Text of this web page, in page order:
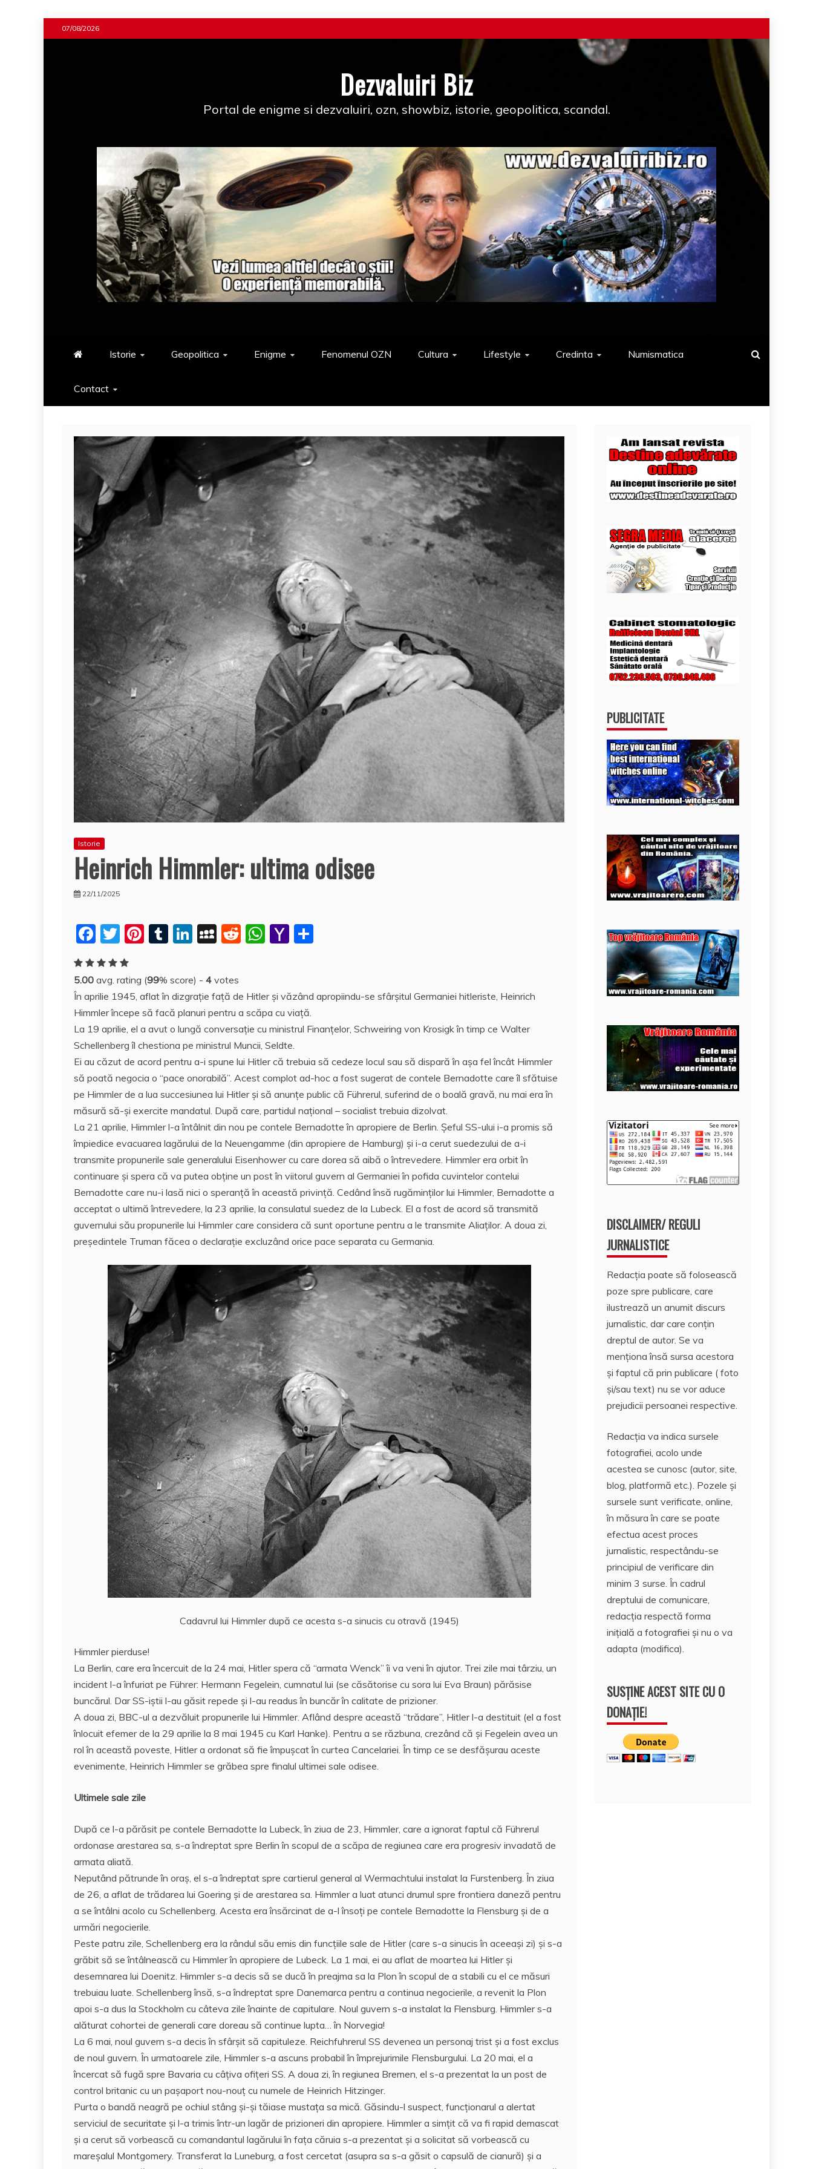
to
07/08/2026
Dezvaluiri Biz
Portal de enigme si dezvaluiri, ozn, showbiz, istorie, geopolitica, scandal.
Istorie Geopolitica Enigme Fenomenul OZN Cultura Lifestyle Credinta Numismatica
Contact
Istorie
Heinrich Himmler: ultima odisee
22/11/2025
F
a
c
e
b
o
o
k
T
w
itt
er
Pi
er
e
st
T
m
bl
r
Li
k
e
dI
n
M
S
p
a
c
e
R
di
t
W
s
A
p
p
Y
o
o
M
ai
l
aj
a
ă
5.00 avg. rating (99% score) - 4 votes
În aprilie 1945, aflat în dizgrație față de Hitler și văzând apropiindu-se sfârșitul Germaniei hitleriste, Heinrich
Himmler începe să facă planuri pentru a scăpa cu viață.
La 19 aprilie, el a avut o lungă conversație cu ministrul Finanțelor, Schweiring von Krosigk în timp ce Walter
Schellenberg îl chestiona pe ministrul Muncii, Seldte.
Ei au căzut de acord pentru a-i spune lui Hitler că trebuia să cedeze locul sau să dispară în așa fel încât Himmler
să poată negocia o “pace onorabilă”. Acest complot ad-hoc a fost sugerat de contele Bernadotte care îl sfătuise
pe Himmler de a lua succesiunea lui Hitler și să anunțe public că Führerul, suferind de o boală gravă, nu mai era în
măsură să-și exercite mandatul. După care, partidul național – socialist trebuia dizolvat.
La 21 aprilie, Himmler l-a întâlnit din nou pe contele Bernadotte în apropiere de Berlin. Șeful SS-ului i-a promis să
împiedice evacuarea lagărului de la Neuengamme (din apropiere de Hamburg) și i-a cerut suedezului de a-i
transmite propunerile sale generalului Eisenhower cu care dorea să aibă o întrevedere. Himmler era orbit în
continuare și spera că va putea obține un post în viitorul guvern al Germaniei în pofida cuvintelor contelui
Bernadotte care nu-i lasă nici o speranță în această privință. Cedând însă rugăminților lui Himmler, Bernadotte a
acceptat o ultimă întrevedere, la 23 aprilie, la consulatul suedez de la Lubeck. El a fost de acord să transmită
guvernului său propunerile lui Himmler care considera că sunt oportune pentru a le transmite Aliaților. A doua zi,
președintele Truman făcea o declarație excluzând orice pace separata cu Germania.
Cadavrul lui Himmler după ce acesta s-a sinucis cu otravă (1945)
Himmler pierduse!
La Berlin, care era încercuit de la 24 mai, Hitler spera că “armata Wenck” îi va veni în ajutor. Trei zile mai târziu, un
incident l-a înfuriat pe Führer: Hermann Fegelein, cumnatul lui (se căsătorise cu sora lui Eva Braun) părăsise
buncărul. Dar SS-iștii l-au găsit repede și l-au readus în buncăr în calitate de prizioner.
A doua zi, BBC-ul a dezvăluit propunerile lui Himmler. Aflând despre această “trădare”, Hitler l-a destituit (el a fost
înlocuit efemer de la 29 aprilie la 8 mai 1945 cu Karl Hanke). Pentru a se răzbuna, crezând că și Fegelein avea un
rol în această poveste, Hitler a ordonat să fie împușcat în curtea Cancelariei. În timp ce se desfășurau aceste
evenimente, Heinrich Himmler se grăbea spre finalul ultimei sale odisee.
Ultimele sale zile
După ce l-a părăsit pe contele Bernadotte la Lubeck, în ziua de 23, Himmler, care a ignorat faptul că Führerul
ordonase arestarea sa, s-a îndreptat spre Berlin în scopul de a scăpa de regiunea care era progresiv invadată de
armata aliată.
Neputând pătrunde în oraș, el s-a îndreptat spre cartierul general al Wermachtului instalat la Furstenberg. În ziua
de 26, a aflat de trădarea lui Goering și de arestarea sa. Himmler a luat atunci drumul spre frontiera daneză pentru
a se întâlni acolo cu Schellenberg. Acesta era însărcinat de a-l însoți pe contele Bernadotte la Flensburg și de a
urmări negocierile.
Peste patru zile, Schellenberg era la rândul său emis din funcțiile sale de Hitler (care s-a sinucis în aceeași zi) și s-a
grăbit să se întâlnească cu Himmler în apropiere de Lubeck. La 1 mai, ei au aflat de moartea lui Hitler și
desemnarea lui Doenitz. Himmler s-a decis să se ducă în preajma sa la Plon în scopul de a stabili cu el ce măsuri
trebuiau luate. Schellenberg însă, s-a îndreptat spre Danemarca pentru a continua negocierile, a revenit la Plon
apoi s-a dus la Stockholm cu câteva zile înainte de capitulare. Noul guvern s-a instalat la Flensburg. Himmler s-a
alăturat cohortei de generali care doreau să continue lupta… în Norvegia!
La 6 mai, noul guvern s-a decis în sfârșit să capituleze. Reichfuhrerul SS devenea un personaj trist și a fost exclus
de noul guvern. În urmatoarele zile, Himmler s-a ascuns probabil în împrejurimile Flensburgului. La 20 mai, el a
încercat să fugă spre Bavaria cu câțiva ofițeri SS. A doua zi, în regiunea Bremen, el s-a prezentat la un post de
control britanic cu un pașaport nou-nouț cu numele de Heinrich Hitzinger.
Purta o bandă neagră pe ochiul stâng și-și tăiase mustața sa mică. Găsindu-l suspect, funcționarul a alertat
serviciul de securitate și l-a trimis într-un lagăr de prizioneri din apropiere. Himmler a simțit că va fi rapid demascat
și a cerut să vorbească cu comandantul lagărului în fața căruia s-a prezentat și a solicitat să vorbească cu
mareșalul Montgomery. Transferat la Luneburg, a fost cercetat (asupra sa s-a găsit o capsulă de cianură) și a
PUBLICITATE
DISCLAIMER/ REGULI
JURNALISTICE
Redacția poate să folosească
poze spre publicare, care
ilustrează un anumit discurs
jurnalistic, dar care conțin
dreptul de autor. Se va
menționa însă sursa acestora
și faptul că prin publicare ( foto
și/sau text) nu se vor aduce
prejudicii persoanei respective.
Redacția va indica sursele
fotografiei, acolo unde
acestea se cunosc (autor, site,
blog, platformă etc.). Pozele și
sursele sunt verificate, online,
în măsura în care se poate
efectua acest proces
jurnalistic, respectându-se
principiul de verificare din
minim 3 surse. În cadrul
dreptului de comunicare,
redacția respectă forma
inițială a fotografiei și nu o va
adapta (modifica).
SUSȚINE ACEST SITE CU O
DONAȚIE!